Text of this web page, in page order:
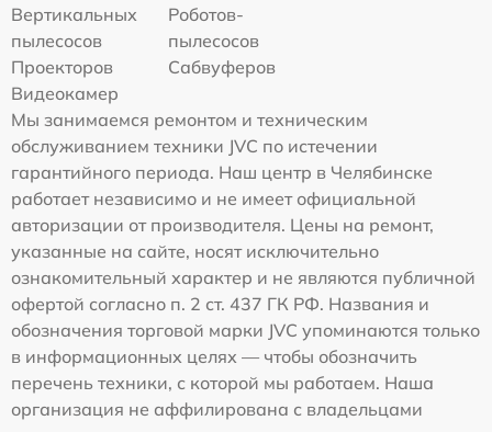
Вертикальных
пылесосов
Роботов-
пылесосов
Проекторов
Сабвуферов
Видеокамер
Мы занимаемся ремонтом и техническим
обслуживанием техники JVC по истечении
гарантийного периода. Наш центр в Челябинске
работает независимо и не имеет официальной
авторизации от производителя. Цены на ремонт,
указанные на сайте, носят исключительно
ознакомительный характер и не являются публичной
офертой согласно п. 2 ст. 437 ГК РФ. Названия и
обозначения торговой марки JVC упоминаются только
в информационных целях — чтобы обозначить
перечень техники, с которой мы работаем. Наша
организация не аффилирована с владельцами